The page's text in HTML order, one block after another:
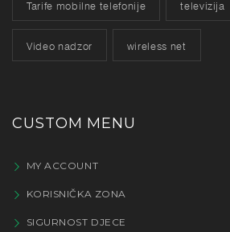
Tarife mobilne telefonije televizija
Video nadzor wireless net
CUSTOM MENU
MY ACCOUNT
KORISNIČKA ZONA
SIGURNOST DJECE